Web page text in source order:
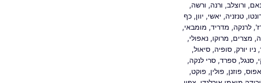
, ורוצלב, ורנה, ורשה,
,טנזניה, יאשי, יוון,כף
,לרנקה, מדריד, מומבאי,
, מצרים, מרוקו,נאפולי,
,ניו יורק,סופיה,סיאול,
,סנגל,ספרד,סרי לנקה,
, פוזנן, פולין, פוקט,